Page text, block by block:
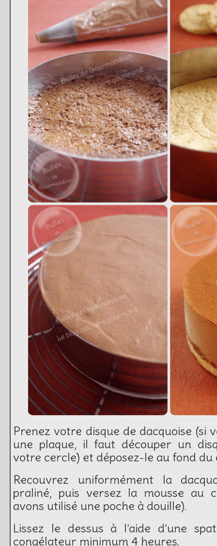
Prenez votre disque de dacquoise (si
une plaque, il faut découper un
votre cercle) et déposez-le au fond du
Recouvrez uniformément la
praliné, puis versez la mousse au
avons utilisé une poche à douille).
Lissez le dessus à l’aide d’une
congélateur minimum 4 heures.